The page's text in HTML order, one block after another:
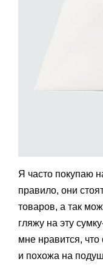
Я часто покупаю
правило, они
товаров, а так
гляжу на эту
мне нравится,
и похожа на